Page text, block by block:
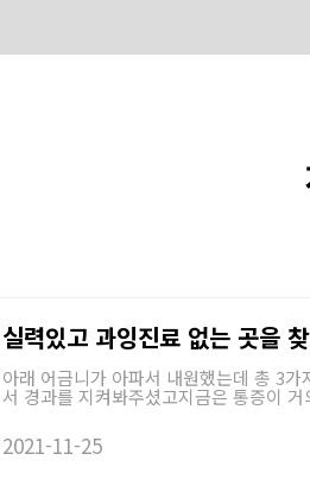
실력있고 과잉진료 없는 곳을
아래 어금니가 아파서 내원했는데 총 3
서 경과를 지켜봐주셨고지금은 통증이
2021-11-25